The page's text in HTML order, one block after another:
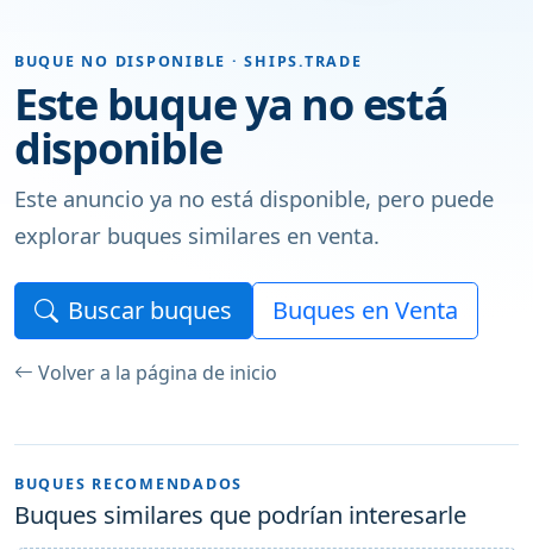
BUQUE NO DISPONIBLE · SHIPS.TRADE
Este buque ya no está
disponible
Este anuncio ya no está disponible, pero puede
explorar buques similares en venta.
Buscar buques Buques en Venta
Volver a la página de inicio
BUQUES RECOMENDADOS
Buques similares que podrían interesarle